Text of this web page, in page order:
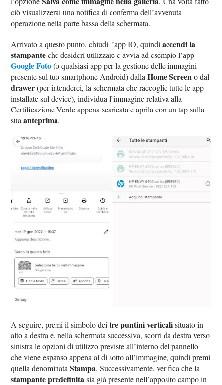
ciò visualizzerai una notifica di conferma dell’avvenuta
operazione nella parte bassa della schermata.
Arrivato a questo punto, chiudi l’app IO, quindiaccendi la
stampanteche desideri utilizzare e avvia ad esempio l’app
Google Foto(o qualsiasi app per la gestione delle immagini
presente sul tuo smartphone Android) dallaHome Screeno dal
drawer(per intenderci, la schermata che raccoglie tutte le app
installate sul device), individua l’immagine relativa alla
Certificazione Verde appena scaricata e aprila con un tap sulla
suaanteprima.
A seguire, premi il simbolo deitre puntini verticalisituato in
alto a destra e, nella schermata successiva, scorri da destra verso
sinistra le opzioni di utilizzo previste all’interno del pannello
che viene espanso appena al di sotto all’immagine, quindi premi
quella denominataStampa. Successivamente, verifica che la
stampante predefinitasia già presente nell’apposito campo in